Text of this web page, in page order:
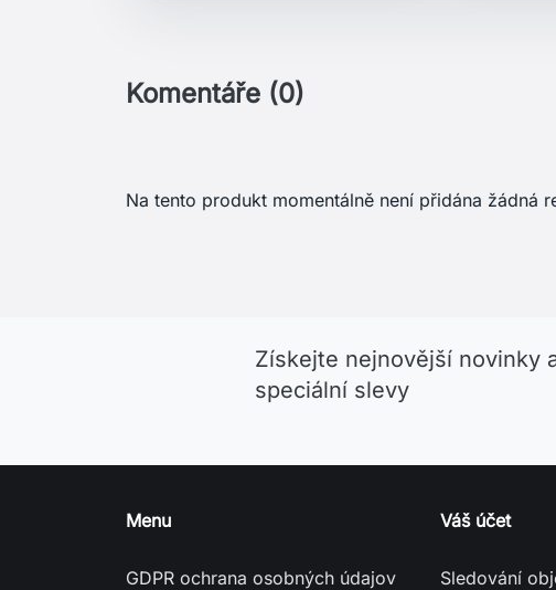
Získejte nejnovější novinky a
Všeobecné obchodní podmínky
Podrobně o cookies
dodací a platební podmínky
jachtárske oblečenie
jachtárov, ktorí nechcú robiť
Přihlásit se